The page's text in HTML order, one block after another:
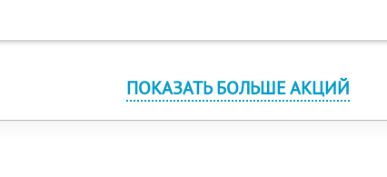
ПОКАЗАТЬ БОЛЬШЕ АКЦИЙ